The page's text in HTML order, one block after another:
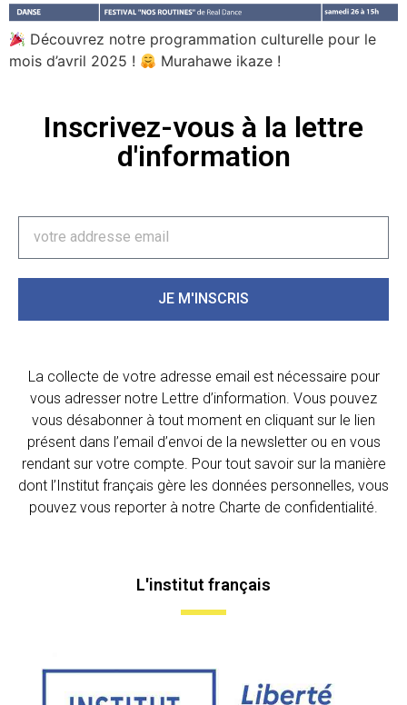
Découvrez notre programmation culturelle pour le
mois d’avril 2025 !
Murahawe ikaze !
Inscrivez-vous à la lettre
d'information
JE M'INSCRIS
La collecte de votre adresse email est nécessaire pour
vous adresser notre Lettre d’information. Vous pouvez
vous désabonner à tout moment en cliquant sur le lien
présent dans l’email d’envoi de la newsletter ou en vous
rendant sur votre compte. Pour tout savoir sur la manière
dont l’Institut français gère les données personnelles, vous
pouvez vous reporter à notre Charte de confidentialité.
L'institut français